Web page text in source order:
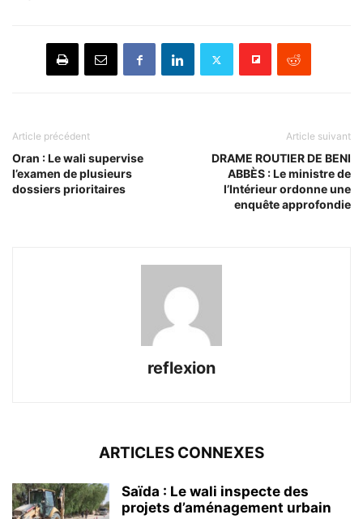
Article précédent
Oran : Le wali supervise
l’examen de plusieurs
dossiers prioritaires
Article suivant
DRAME ROUTIER DE BENI
ABBÈS : Le ministre de
l’Intérieur ordonne une
enquête approfondie
reflexion
ARTICLES CONNEXES
Saïda : Le wali inspecte des
projets d’aménagement urbain